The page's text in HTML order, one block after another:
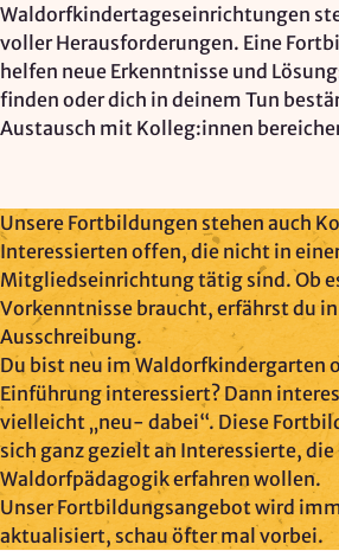
Waldorfkindertageseinrichtungen
voller Herausforderungen. Eine
helfen neue Erkenntnisse und
finden oder dich in deinem Tun
Austausch mit Kolleg:innen
Unsere Fortbildungen stehen auch
Interessierten offen, die nicht in
Mitgliedseinrichtung tätig sind. Ob
Vorkenntnisse braucht, erfährst du
Ausschreibung.
Du bist neu im Waldorfkindergarten
Einführung interessiert? Dann
vielleicht „neu- dabei“. Diese
sich ganz gezielt an Interessierte,
Waldorfpädagogik erfahren wollen.
Unser Fortbildungsangebot wird
aktualisiert, schau öfter mal vorbei.
Mapbox Inc., US
Zweck:
Kartendarstellung
Rechtsgrundlage: Art. 6 Abs. 1 lit.
Vimeo
Anbieter:
Vimeo Inc., USA
Zweck:
Videowiedergabe
Rechtsgrundlage: Art. 6 Abs. 1 lit.
Matomo (Webanalyse)
Anbieter:
Vereinigung der